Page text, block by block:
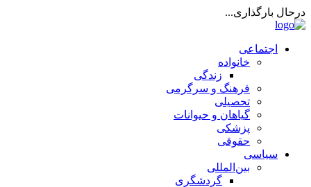
درحال بارگذاری...
اجتماعی
خانواده
زندگی
فرهنگ و سرگرمی
تحصیلی
گیاهان و حیوانات
پزشکی
حقوقی
سیاسی
بین‌المللی
گردشگری